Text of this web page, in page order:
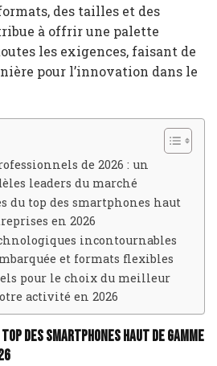
des tailles et des
à offrir une palette
les exigences, faisant de
pour l’innovation dans le
de 2026 : un
leaders du marché
du top des smartphones haut
en 2026
incontournables
et formats flexibles
pour le choix du meilleur
activité en 2026
des smartphones haut de gamme